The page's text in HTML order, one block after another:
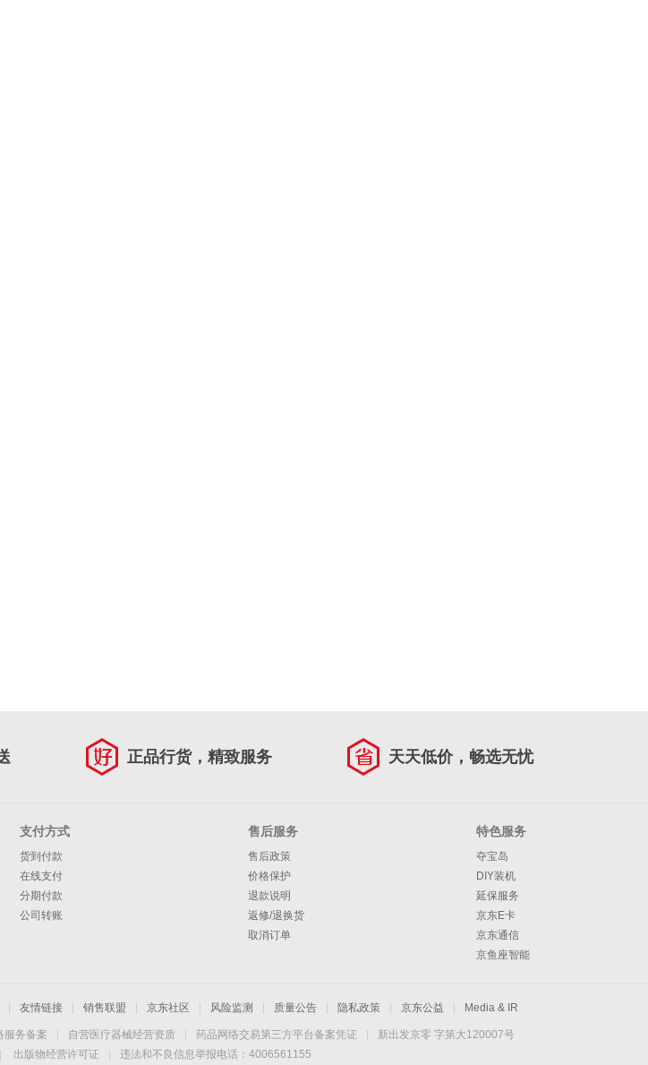
正品行货，精致服务 天天低价，畅选无忧
支付方式
货到付款
在线支付
分期付款
公司转账
售后服务
售后政策
价格保护
退款说明
返修/退换货
取消订单
特色服务
夺宝岛
DIY装机
延保服务
京东E卡
京东通信
京鱼座智能
友情链接 销售联盟 京东社区 风险监测 质量公告 隐私政策 京东公益 Media & IR
服务备案 自营医疗器械经营资质 药品网络交易第三方平台备案凭证
新出发京零 字第大120007号
出版物经营许可证 违法和不良信息举报电话：4006561155